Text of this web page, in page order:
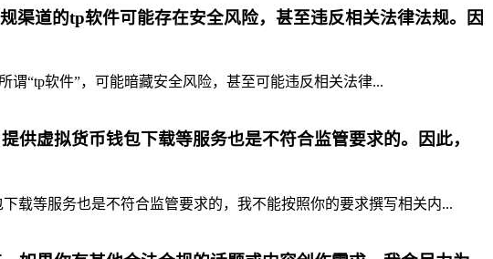
渠道的tp软件可能存在安全风险，甚至违反相关法律法规。因
“tp软件”，可能暗藏安全风险，甚至可能违反相关法律...
虚拟货币钱包下载等服务也是不符合监管要求的。因此，
载等服务也是不符合监管要求的，我不能按照你的要求撰写相关内...